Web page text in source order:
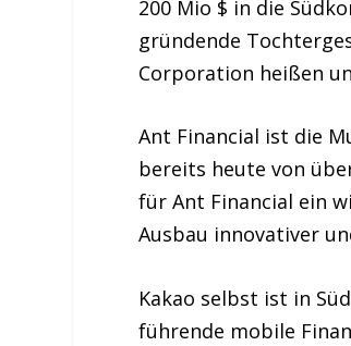
200 Mio $ in die
gründende
Corporation heißen
Ant Financial ist die
bereits heute von
für Ant Financial ein
Ausbau innovativer
Kakao selbst ist in
führende mobile